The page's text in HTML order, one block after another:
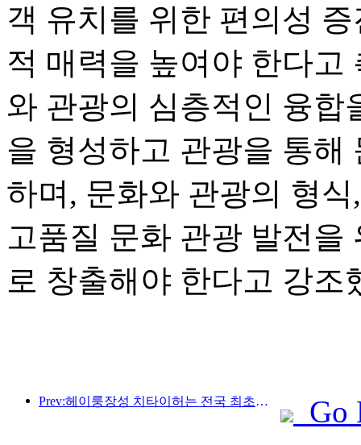
객 유치를 위한 편의성
적 매력을 높여야 한다고
와 관광의 심층적인 융합
을 형성하고 관광을 통해
하며, 문화와 관광의 형
고품질 문화 관광 발전
로 창출해야 한다고 강조
Prev:헤이룽장성 치타이허는 전국 최초로 빙설산업 조례를 발표해 AI와 빙설 스포츠의 융합을 장려했습니다.
Go